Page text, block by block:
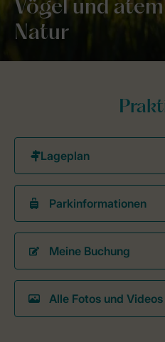
Vögel und
Natur
Parkinformationen
Meine Buchung
Alle Fotos und Videos